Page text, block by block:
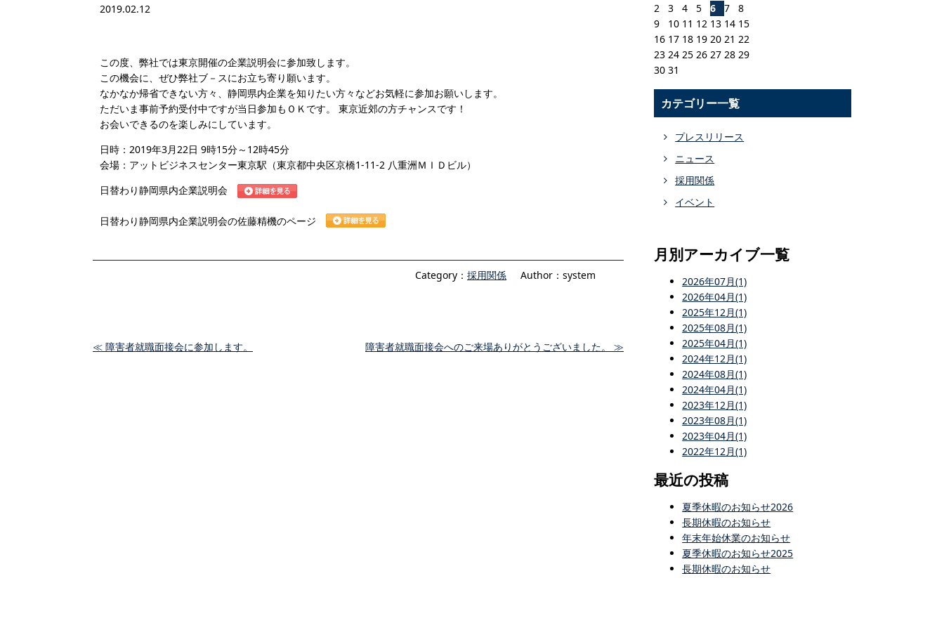
2019.02.12
この度、弊社では東京開催の企業説明会に参加致します。
この機会に、ぜひ弊社ブ－スにお立ち寄り願います。
なかなか帰省できない方々、静岡県内企業を知りたい方々などお気軽に参加お願いします。
ただいま事前予約受付中ですが当日参加もＯＫです。 東京近郊の方チャンスです！
お会いできるのを楽しみにしています。
日時：2019年3月22日 9時15分～12時45分
会場：アットビジネスセンター東京駅（東京都中央区京橋1-11-2 八重洲ＭＩＤビル）
日替わり静岡県内企業説明会
日替わり静岡県内企業説明会の佐藤精機のページ
Category： 採用関係 Author：system
≪ 障害者就職面接会に参加します。 障害者就職面接会へのご来場ありがとうございました。 ≫
2
3 4 5 6 7
8
9
10 11 12 13 14 15
16 17 18 19 20 21 22
23 24 25 26 27 28 29
30 31
カテゴリー一覧
プレスリリース
ニュース
採用関係
イベント
月別アーカイブ一覧
2026年07月(1)
2026年04月(1)
2025年12月(1)
2025年08月(1)
2025年04月(1)
2024年12月(1)
2024年08月(1)
2024年04月(1)
2023年12月(1)
2023年08月(1)
2023年04月(1)
2022年12月(1)
最近の投稿
夏季休暇のお知らせ2026
長期休暇のお知らせ
年末年始休業のお知らせ
夏季休暇のお知らせ2025
長期休暇のお知らせ